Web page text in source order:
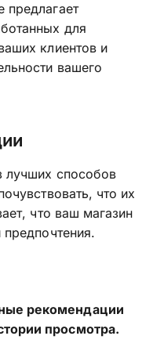
предлагает
для
клиентов и
вашего
лучших способов
что их
что ваш магазин
рекомендации
просмотра.